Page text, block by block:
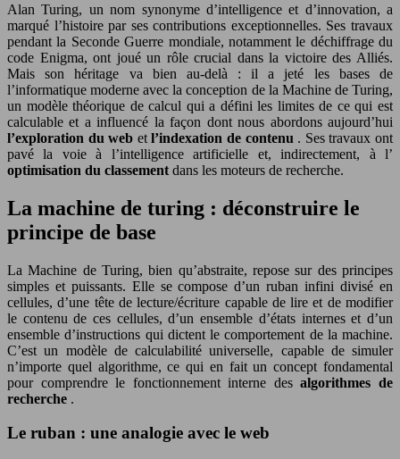
Alan Turing, un nom synonyme d’intelligence et d’innovation, a
marqué l’histoire par ses contributions exceptionnelles. Ses travaux
pendant la Seconde Guerre mondiale, notamment le déchiffrage du
code Enigma, ont joué un rôle crucial dans la victoire des Alliés.
Mais son héritage va bien au-delà : il a jeté les bases de
l’informatique moderne avec la conception de la Machine de Turing,
un modèle théorique de calcul qui a défini les limites de ce qui est
calculable et a influencé la façon dont nous abordons aujourd’hui
l’exploration du web etl’indexation de contenu . Ses travaux ont
pavé la voie à l’intelligence artificielle et, indirectement, à l’
optimisation du classement dans les moteurs de recherche.
La machine de turing : déconstruire le
principe de base
La Machine de Turing, bien qu’abstraite, repose sur des principes
simples et puissants. Elle se compose d’un ruban infini divisé en
cellules, d’une tête de lecture/écriture capable de lire et de modifier
le contenu de ces cellules, d’un ensemble d’états internes et d’un
ensemble d’instructions qui dictent le comportement de la machine.
C’est un modèle de calculabilité universelle, capable de simuler
n’importe quel algorithme, ce qui en fait un concept fondamental
pour comprendre le fonctionnement interne desalgorithmes de
recherche .
Le ruban : une analogie avec le web